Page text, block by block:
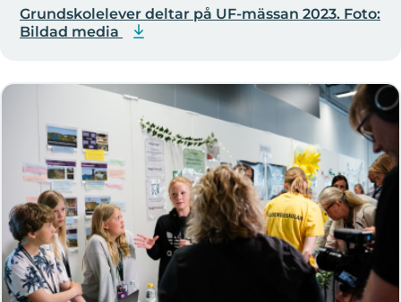
Grundskolelever deltar på UF-mässan 2023. Foto:
Bildad media